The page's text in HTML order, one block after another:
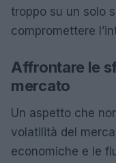
troppo su un solo
compromettere
Affrontare le
mercato
Un aspetto che
volatilità del
economiche e le